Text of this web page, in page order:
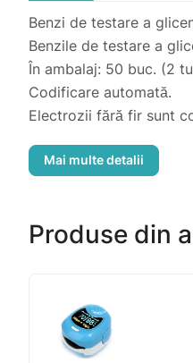
Benzi de testare a
Benzile de testare a
În ambalaj: 50 buc. (2
Codificare automată.
Electrozii fără fir sunt
Capilarul hidrofil
Produse din